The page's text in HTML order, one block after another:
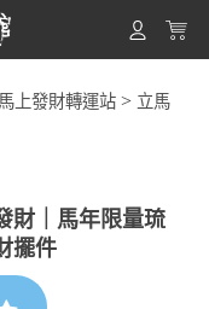
馬上發財轉運站 > 立馬
財｜馬年限量琉
擺件